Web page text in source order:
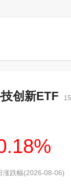
创新ETF
涨跌幅(2026-08-06)